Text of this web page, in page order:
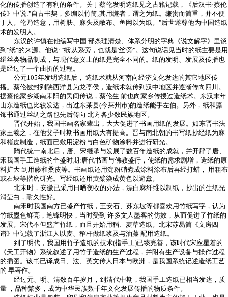
化的传播创造了有利的条件。关于蔡伦发明造纸见之古籍记载，《后汉书·蔡伦
传》中说:"自古书契，多编以竹筒;其用缣者，谓之为纸。缣贵而简重，并不便
于人。伦乃造意，用树肤、麻头及敝布、鱼网以为纸。"后世遂尊他为中国造纸
术的发明人。
东汉的许慎在他编写中国 部条理清楚、体系分明的字典《说文解字》里谈
到"纸"的来源。他说:"'纸'从系旁，也就是'丝'旁"。这句说话见当时的纸主要是用
绢丝类物品制成，与现代意义上的纸是完全不同的。纸的发明、发展及传播也
是经过了一个曲折的过程。
公元105年发明造纸后， 造纸术就从河南向经济文化发达的其它地区传
播。蔡伦被封到陕西洋县为龙亭侯，造纸术就传到汉中地区并逐渐传向四川。
据蔡伦家乡湖南耒阳的民间传说，蔡伦生 前也向家乡传授过造纸术。东汉末年
山东造纸也比较发达，出过东莱县(今莱州市)的造纸能手左伯。另外，纸和藻
饰书通过丝绸之路也先后传向 北方各少数民族地区。
晋代开始，我国书画名家辈出，大大促进了书画用纸的发展。如东晋书法
家王羲之，在他父子时期书画用纸大有提高。晋与南北朝的书写纸抄经纸为麻
和楮皮制造，纸面已敷用淀粉与白色矿物涂料并进行研光。
隋代统一南北后，唐、宋继承与发展了数百年造纸的成就，并开辟了唐、
宋我国手工造纸的全盛时期:唐代书画与佛教盛行，使纸的需求剧增，造纸的原
料扩大 到用藤和桑皮等。书画纸还用淀粉硝煮成涂料涂布后再经打蜡， 用粗布
或石块等揩磨砑光。写经纸还用黄檗染成黄色以避蠹。
北宋时，安徽已采用日晒夜收的办法，漂白麻纤维以制纸，抄出的生纸光
滑莹白，耐久性好。
南宋时我国南方已盛产竹纸，王安石、苏东坡等都喜欢用竹纸写字，认为
竹纸墨色鲜亮，笔锋明快，当时受到 许多文人墨客的仿效，从而促进了竹纸的
发展。宋代不但盛产竹纸，而且开始用稻、麦草造纸。北宋苏易简《文房四
谱》中记载了浙江人以麦、稻杆做纸浆及与油藤 配用造纸。
到了明代，我国用竹子造纸的技术(指手工)已臻完善，该时代宋应星着的
《天工开物》系统叙述了用竹子造纸的生产过程，并附有生产设备与操作过程
的插图。该书已译成日、法、英文传人日本与欧洲，是我国系统记述造纸工艺
的 早著作。
经过元、明、清数百年岁月，到清代中期，我国手工造纸已相当发达，质
量 ，品种繁多，成为中华民族数千年文化发展传播的物质条件。